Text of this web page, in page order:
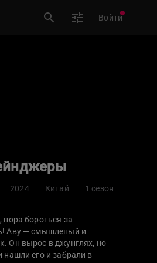
Войти
2024 Китай 1 сезон
пора бороться за
Аву — смышленый и
Он вырос в джунглях, но
нашли его и забрали в